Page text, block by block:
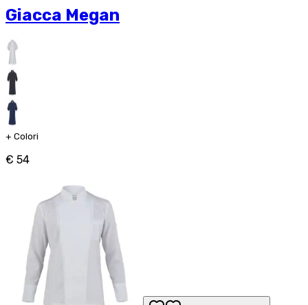
Giacca Megan
+ Colori
€ 54